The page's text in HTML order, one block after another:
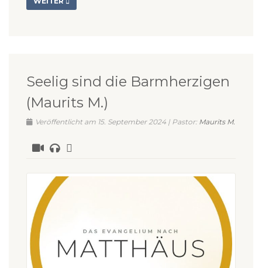
Seelig sind die Barmherzigen
(Maurits M.)
Veröffentlicht am 15. September 2024 | Pastor: Maurits M.